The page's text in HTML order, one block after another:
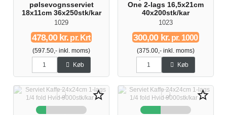
pølsevognsserviet
18x11cm 36x250stk/kar
1029
478,00 kr. pr. Krt
(597.50,- inkl. moms)
Køb
One 2-lags 16,5x21cm
40x200stk/kar
1023
300,00 kr. pr. 1000
(375.00,- inkl. moms)
Køb
star_border star_border